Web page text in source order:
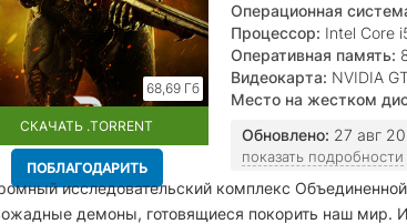
68,69 Гб
СКАЧАТЬ .TORRENT
ПОБЛАГОДАРИТЬ
Операционная
Процессор: Intel Core
Оперативная память:
Видеокарта: NVIDIA
Место на жестком
Обновлено: 27 авг
показать подробности
исследовательский комплекс
демоны, готовящиеся покорить наш мир. И